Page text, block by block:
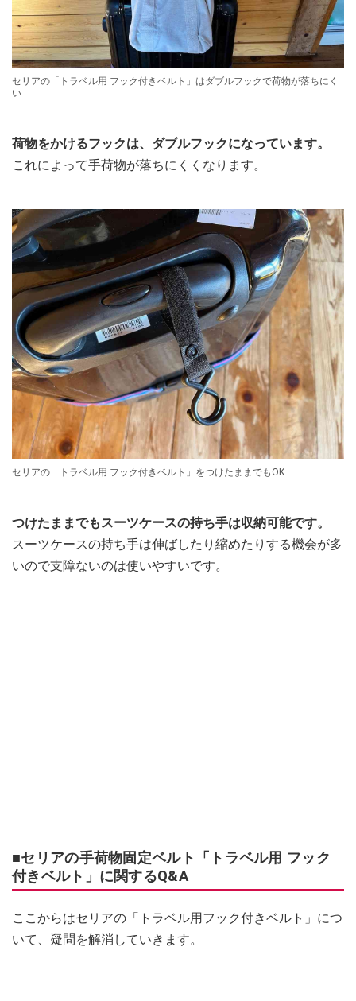
セリアの「トラベル用 フック付きベルト」はダブルフックで荷物が落ちにく
い
荷物をかけるフックは、ダブルフックになっています。
これによって手荷物が落ちにくくなります。
セリアの「トラベル用 フック付きベルト」をつけたままでもOK
つけたままでもスーツケースの持ち手は収納可能です。
スーツケースの持ち手は伸ばしたり縮めたりする機会が多
いので支障ないのは使いやすいです。
■セリアの手荷物固定ベルト「トラベル用 フック
付きベルト」に関するQ&A
ここからはセリアの「トラベル用フック付きベルト」につ
いて、疑問を解消していきます。